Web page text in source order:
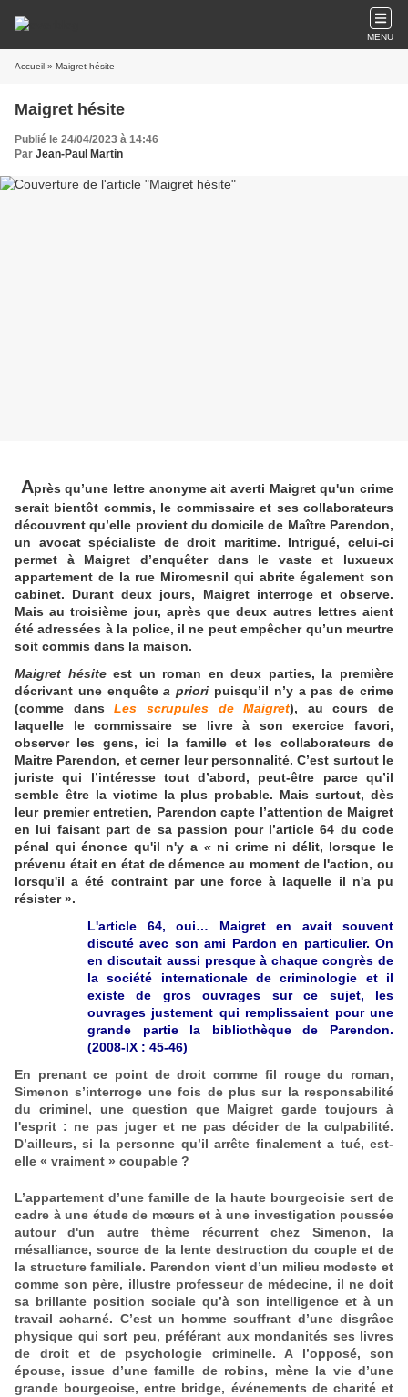
MENU
Accueil » Maigret hésite
Maigret hésite
Publié le 24/04/2023 à 14:46
Par Jean-Paul Martin
Après qu’une lettre anonyme ait averti Maigret qu'un crime
serait bientôt commis, le commissaire et ses collaborateurs
découvrent qu’elle provient du domicile de Maître Parendon,
un avocat spécialiste de droit maritime. Intrigué, celui-ci
permet à Maigret d’enquêter dans le vaste et luxueux
appartement de la rue Miromesnil qui abrite également son
cabinet. Durant deux jours, Maigret interroge et observe.
Mais au troisième jour, après que deux autres lettres aient
été adressées à la police, il ne peut empêcher qu’un meurtre
soit commis dans la maison.
Maigret hésiteest un roman en deux parties, la première
décrivant une enquêtea priori puisqu’il n’y a pas de crime
(comme dansLes scrupules de Maigret), au cours de
laquelle le commissaire se livre à son exercice favori,
observer les gens, ici la famille et les collaborateurs de
Maitre Parendon, et cerner leur personnalité. C’est surtout le
juriste qui l’intéresse tout d’abord, peut-être parce qu’il
semble être la victime la plus probable. Mais surtout, dès
leur premier entretien, Parendon capte l’attention de Maigret
en lui faisant part de sa passion pour l’article 64 du code
pénal qui énonce qu'il n'y a« ni crime ni délit, lorsque le
prévenu était en état de démence au moment de l'action, ou
lorsqu'il a été contraint par une force à laquelle il n'a pu
résister ».
L'article 64, oui… Maigret en avait souvent
discuté avec son ami Pardon en particulier. On
en discutait aussi presque à chaque congrès de
la société internationale de criminologie et il
existe de gros ouvrages sur ce sujet, les
ouvrages justement qui remplissaient pour une
grande partie la bibliothèque de Parendon.
(2008-IX : 45-46)
En prenant ce point de droit comme fil rouge du roman,
Simenon s’interroge une fois de plus sur la responsabilité
du criminel, une question que Maigret garde toujours à
l'esprit : ne pas juger et ne pas décider de la culpabilité.
D’ailleurs, si la personne qu’il arrête finalement a tué, est-
elle « vraiment » coupable ?
L’appartement d’une famille de la haute bourgeoisie sert de
cadre à une étude de mœurs et à une investigation poussée
autour d'un autre thème récurrent chez Simenon, la
mésalliance, source de la lente destruction du couple et de
la structure familiale. Parendon vient d’un milieu modeste et
comme son père, illustre professeur de médecine, il ne doit
sa brillante position sociale qu’à son intelligence et à un
travail acharné. C’est un homme souffrant d’une disgrâce
physique qui sort peu, préférant aux mondanités ses livres
de droit et de psychologie criminelle. A l’opposé, son
épouse, issue d’une famille de robins, mène la vie d’une
grande bourgeoise, entre bridge, événements de charité et